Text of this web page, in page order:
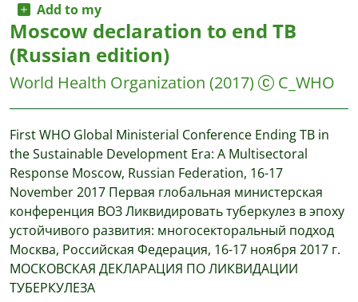
Add to my
Moscow declaration to end TB
(Russian edition)
World Health Organization (2017) C_WHO
First WHO Global Ministerial Conference Ending TB in
the Sustainable Development Era: A Multisectoral
Response Moscow, Russian Federation, 16-17
November 2017 Первая глобальная министерская
конференция ВОЗ Ликвидировать туберкулез в эпоху
устойчивого развития: многосекторальный подход
Москва, Российская Федерация, 16-17 ноября 2017 г.
МОСКОВСКАЯ ДЕКЛАРАЦИЯ ПО ЛИКВИДАЦИИ
ТУБЕРКУЛЕЗА